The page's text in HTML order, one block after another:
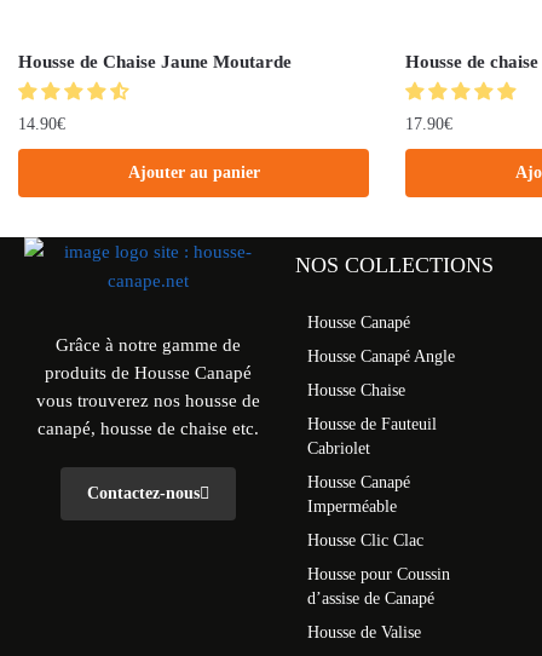
Housse de Chaise Jaune Moutarde
14.90€
Ajouter au panier
Housse de
17.90€
Grâce à notre gamme de
produits de Housse Canapé
vous trouverez nos housse de
canapé, housse de chaise etc.
Contactez-nous
NOS COLLECTIONS
Housse Canapé
Housse Canapé Angle
Housse Chaise
Housse de Fauteuil
Cabriolet
Housse Canapé
Imperméable
Housse Clic Clac
Housse pour Coussin
d’assise de Canapé
Housse de Valise